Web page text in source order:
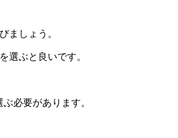
ましょう。
選ぶと良いです。
必要があります。